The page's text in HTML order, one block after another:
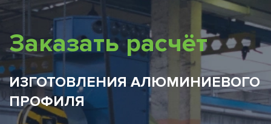
Заказать расчёт
ИЗГОТОВЛЕНИЯ АЛЮМИНИЕВОГО
ПРОФИЛЯ